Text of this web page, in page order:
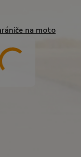
na moto